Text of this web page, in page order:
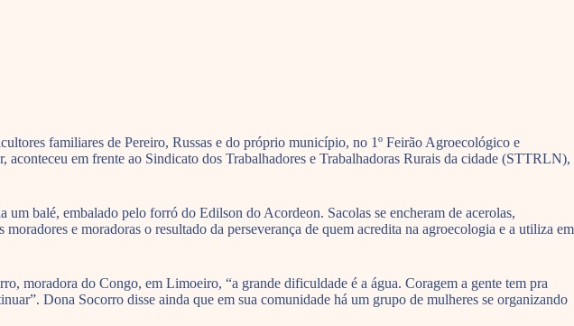
familiares de Pereiro, Russas e do próprio município, no 1º Feirão Agroecológico e
em frente ao Sindicato dos Trabalhadores e Trabalhadoras Rurais da cidade (STTRLN),
balé, embalado pelo forró do Edilson do Acordeon. Sacolas se encheram de acerolas,
e moradoras o resultado da perseverança de quem acredita na agroecologia e a utiliza em
moradora do Congo, em Limoeiro, “a grande dificuldade é a água. Coragem a gente tem pra
Dona Socorro disse ainda que em sua comunidade há um grupo de mulheres se organizando